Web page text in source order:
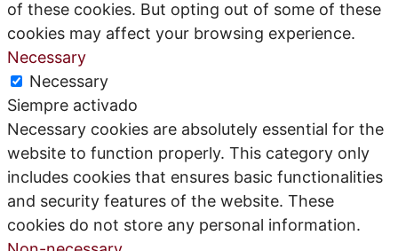
of these cookies. But opting out of some of these
cookies may affect your browsing experience.
Necessary
Necessary
Siempre activado
Necessary cookies are absolutely essential for the
website to function properly. This category only
includes cookies that ensures basic functionalities
and security features of the website. These
cookies do not store any personal information.